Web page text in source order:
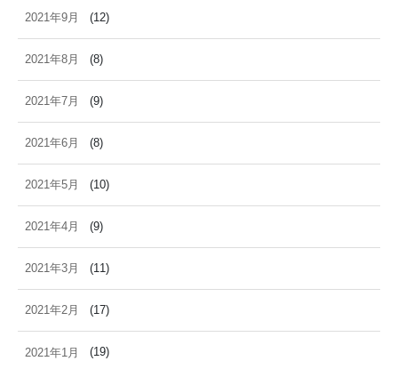
2021年9月 (12)
2021年8月 (8)
2021年7月 (9)
2021年6月 (8)
2021年5月 (10)
2021年4月 (9)
2021年3月 (11)
2021年2月 (17)
2021年1月 (19)